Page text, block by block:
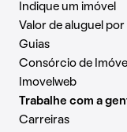
Indique um imóvel
Valor de aluguel
Guias
Consórcio de
Imovelweb
Trabalhe com a
Carreiras